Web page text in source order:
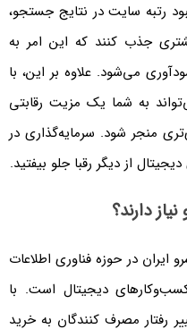
رتبه سایت در نتایج جستجو،
جذب کنند که این امر به
می‌شود. علاوه بر این، با
به شما یک مزیت رقابتی
منجر شود. سرمایه‌گذاری در
از دیگر رقبا جلو بیفتید.
دارند؟
ایران در حوزه فناوری اطلاعات
دیجیتال است. با
رفتار مصرف کنندگان به خرید